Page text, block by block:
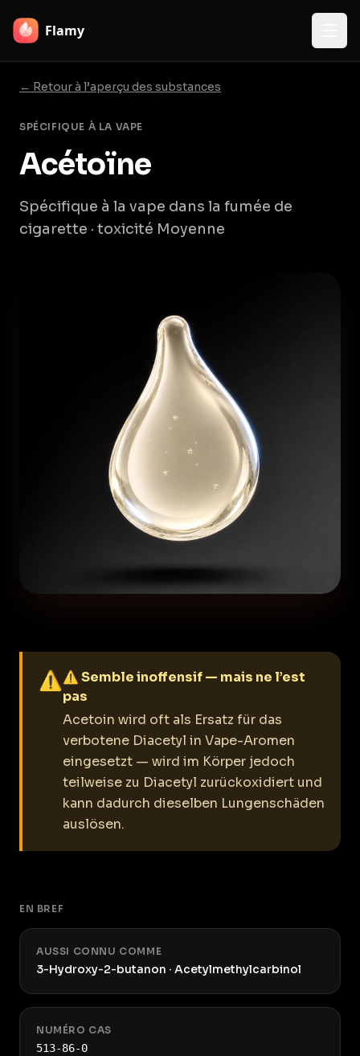
Flamy
← Retour à l’aperçu des substances
SPÉCIFIQUE À LA VAPE
Acétoïne
Spécifique à la vape dans la fumée de
cigarette · toxicité Moyenne
⚠⚠ Semble inoffensif — mais ne l’est
pas
Acetoin wird oft als Ersatz für das
verbotene Diacetyl in Vape-Aromen
eingesetzt — wird im Körper jedoch
teilweise zu Diacetyl zurückoxidiert und
kann dadurch dieselben Lungenschäden
auslösen.
EN BREF
AUSSI CONNU COMME
3-Hydroxy-2-butanon · Acetylmethylcarbinol
NUMÉRO CAS
513-86-0